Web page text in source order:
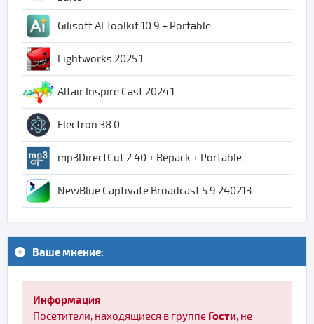
Gilisoft AI Toolkit 10.9 + Portable
Lightworks 2025.1
Altair Inspire Cast 2024.1
Electron 38.0
mp3DirectCut 2.40 + Repack + Portable
NewBlue Captivate Broadcast 5.9.240213
Ваше мнение:
Информация
Посетители, находящиеся в группе Гости, не